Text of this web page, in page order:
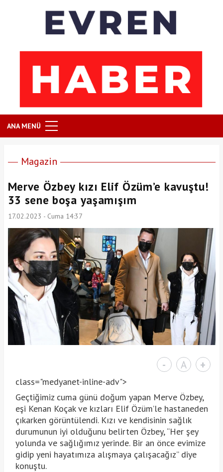
ANA MENÜ
Magazin
Merve Özbey kızı Elif Özüm’e kavuştu!
33 sene boşa yaşamışım
17.02.2023 - Cuma 14:37
- A +
class="medyanet-inline-adv">
Geçtiğimiz cuma günü doğum yapan Merve Özbey,
eşi Kenan Koçak ve kızları Elif Özüm’le hastaneden
çıkarken görüntülendi. Kızı ve kendisinin sağlık
durumunun iyi olduğunu belirten Özbey, “Her şey
yolunda ve sağlığımız yerinde. Bir an önce evimize
gidip yeni hayatımıza alışmaya çalışacağız” diye
konuştu.